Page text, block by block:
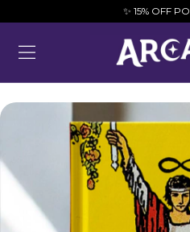
✨ 15% OFF POR